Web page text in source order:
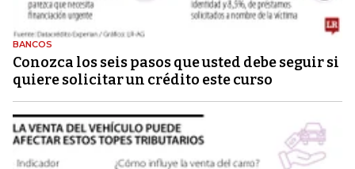
BANCOS
Conozca los seis pasos que usted debe seguir si
quiere solicitar un crédito este curso